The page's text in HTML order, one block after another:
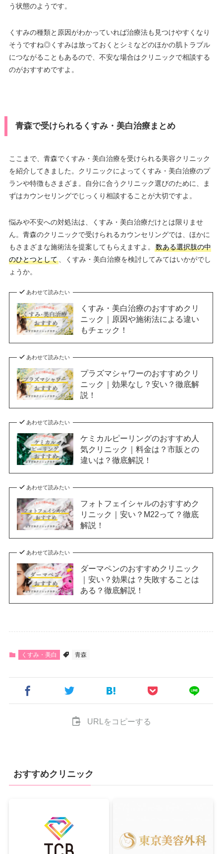
う状態のようです。
くすみの種類と原因がわかっていれば治療法も見つけやすくなり
そうですね◎くすみは放っておくとシミなどのほかの肌トラブル
につながることもあるので、不安な場合はクリニックで相談する
のがおすすめですよ。
青森で受けられるくすみ・美白治療まとめ
ここまで、青森でくすみ・美白治療を受けられる美容クリニック
を紹介してきました。クリニックによってくすみ・美白治療のプ
ランや特徴もさまざま。自分に合うクリニック選びのために、ま
ずはカウンセリングでじっくり相談することが大切ですよ。
悩みや不安への対処法は、くすみ・美白治療だけとは限りませ
ん。青森のクリニックで受けられるカウンセリングでは、ほかに
もさまざまな施術法を提案してもらえますよ。
数ある選択肢の中
のひとつとして、くすみ・美白治療を検討してみてはいかがでし
ょうか。
あわせて読みたい
くすみ・美白治療のおすすめクリ
ニック｜原因や施術法による違い
もチェック！
あわせて読みたい
プラズマシャワーのおすすめクリ
ニック｜効果なし？安い？徹底解
説！
あわせて読みたい
ケミカルピーリングのおすすめ人
気クリニック｜料金は？市販との
違いは？徹底解説！
あわせて読みたい
フォトフェイシャルのおすすめク
リニック｜安い？M22って？徹底
解説！
あわせて読みたい
ダーマペンのおすすめクリニック
｜安い？効果は？失敗することは
ある？徹底解説！
くすみ・美白 青森
URLをコピーする
おすすめクリニック